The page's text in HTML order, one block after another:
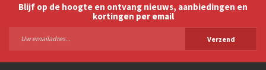
Blijf op de hoogte en ontvang nieuws, aanbiedingen en
kortingen per email
Verzend